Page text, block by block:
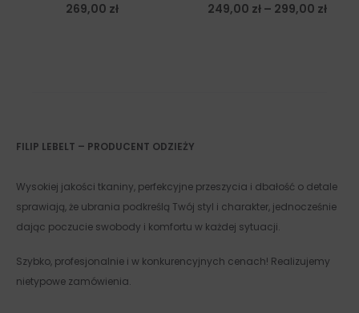
269,00 zł
249,00 zł – 299,00 zł
FILIP LEBELT – PRODUCENT ODZIEŻY
Wysokiej jakości tkaniny, perfekcyjne przeszycia i dbałość o detale
sprawiają, że ubrania podkreślą Twój styl i charakter, jednocześnie
dając poczucie swobody i komfortu w każdej sytuacji.
Szybko, profesjonalnie i w konkurencyjnych cenach! Realizujemy
nietypowe zamówienia.